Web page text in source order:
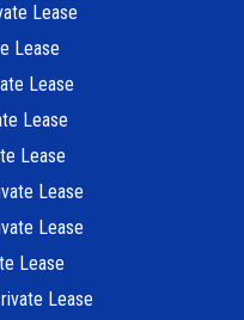
Lease
Lease
Lease
Lease
Lease
Lease
Lease
Lease
Lease